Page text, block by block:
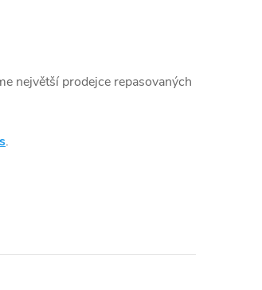
největší prodejce repasovaných
.